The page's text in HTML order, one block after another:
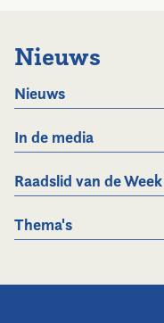
Nieuws
Nieuws
In de media
Raadslid van de Week
Thema's